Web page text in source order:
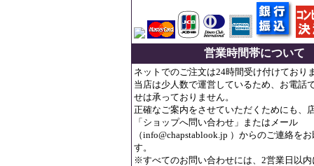
営業時間帯について
ネットでのご注文は24時間受け付けており
当店は少人数で運営しているため、お電話
せは承っておりません。
正確なご案内をさせていただくためにも、
「ショップへ問い合わせ」またはメール
（info@chapstablook.jp ）からのご連絡を
す。
※すべてのお問い合わせには、2営業日以